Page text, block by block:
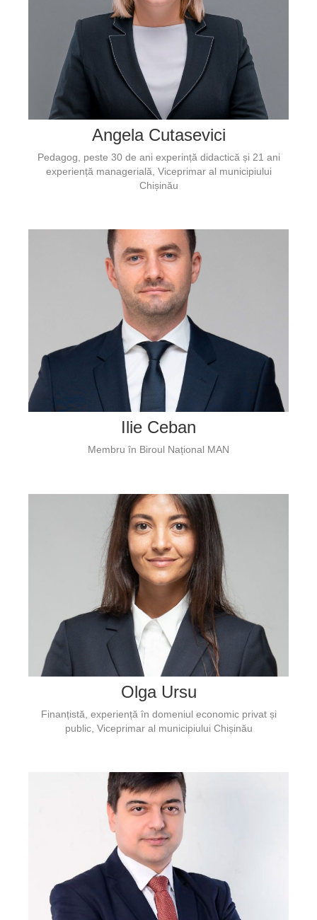
Angela Cutasevici
Pedagog, peste 30 de ani experință didactică și 21 ani
experiență managerială, Viceprimar al municipiului
Chișinău
Ilie Ceban
Membru în Biroul Național MAN
Olga Ursu
Finanțistă, experiență în domeniul economic privat și
public, Viceprimar al municipiului Chișinău